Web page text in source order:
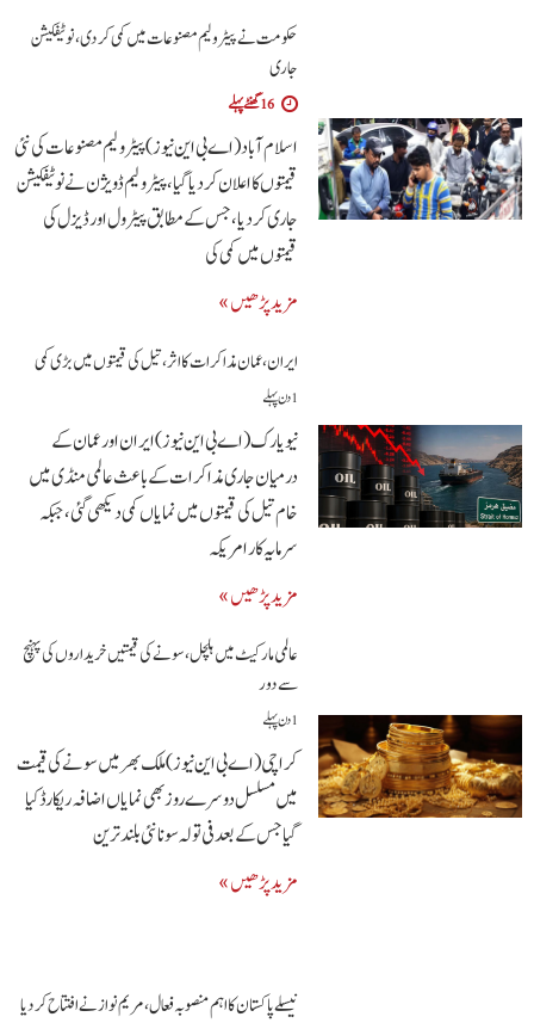
حکومت نے پیٹرولیم مصنوعات میں کمی کردی،نوٹیفکیشن
جاری
16 گھنٹے پہلے
اسلام آباد(اے بی این نیوز)پیٹرولیم مصنوعات کی نئی
قیمتوں کا اعلان کردیا گیا، پیٹرولیم ڈویژن نے نوٹیفکیشن
جاری کردیا، جس کے مطابق پیٹرول اور ڈیزل کی
قیمتوں میں کمی کی
مزید پڑھیں »
ایران، عمان مذاکرات کا اثر، تیل کی قیمتوں میں بڑی کمی
1 دن پہلے
نیویارک (اے بی این نیوز) ایران اور عمان کے
درمیان جاری مذاکرات کے باعث عالمی منڈی میں
خام تیل کی قیمتوں میں نمایاں کمی دیکھی گئی، جبکہ
سرمایہ کار امریکہ
مزید پڑھیں »
عالمی مارکیٹ میں ہلچل، سونے کی قیمتیں خریداروں کی پہنچ
سے دور
1 دن پہلے
کراچی (اے بی این نیوز) ملک بھر میں سونے کی قیمت
میں مسلسل دوسرے روز بھی نمایاں اضافہ ریکارڈ کیا
گیا جس کے بعد فی تولہ سونا نئی بلند ترین
مزید پڑھیں »
نیسلے پاکستان کا اہم منصوبہ فعال، مریم نواز نے افتتاح کر دیا